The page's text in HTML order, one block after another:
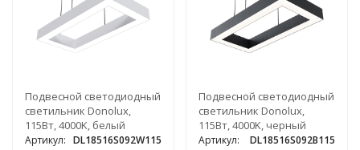
Подвесной светодиодный
светильник Donolux,
115Вт, 4000K, белый
Артикул: DL18516S092W115
Подвесной светодиодный
светильник Donolux,
115Вт, 4000K, черный
Артикул: DL18516S092B115